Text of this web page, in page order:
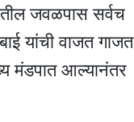
जवळपास सर्वच
यांची वाजत गाजत
मंडपात आल्यानंतर